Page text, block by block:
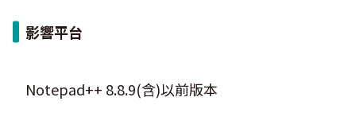
影響平台
Notepad++ 8.8.9(含)以前版本